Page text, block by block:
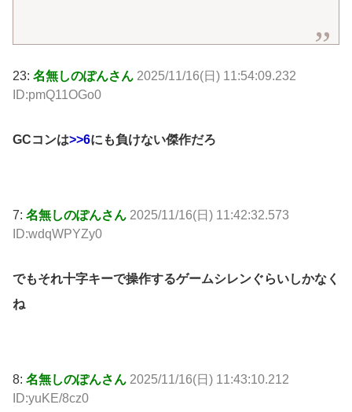
23: 名無しのぽんさん 2025/11/16(日) 11:54:09.232
ID:pmQ11OGo0
GCコンは>>6にも負けない傑作だろ
7: 名無しのぽんさん 2025/11/16(日) 11:42:32.573
ID:wdqWPYZy0
でもそれ十字キーで操作するゲームシレンぐらいしかなく
ね
8: 名無しのぽんさん 2025/11/16(日) 11:43:10.212
ID:yuKE/8cz0